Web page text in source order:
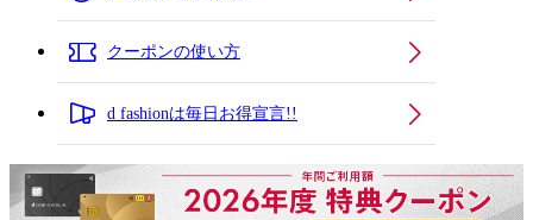
クーポンの使い方
d fashionは毎日お得宣言!!